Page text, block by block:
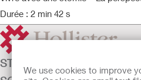
We use cookies to improve
Durée : 2 min 42 s
STOMATHÉRAPIE